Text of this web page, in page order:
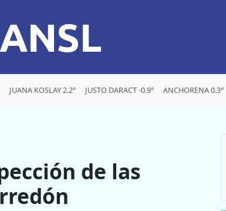
ANSL
JUANA KOSLAY 2.2° JUSTO DARACT -0.9° ANCHORENA 0.3°
de las